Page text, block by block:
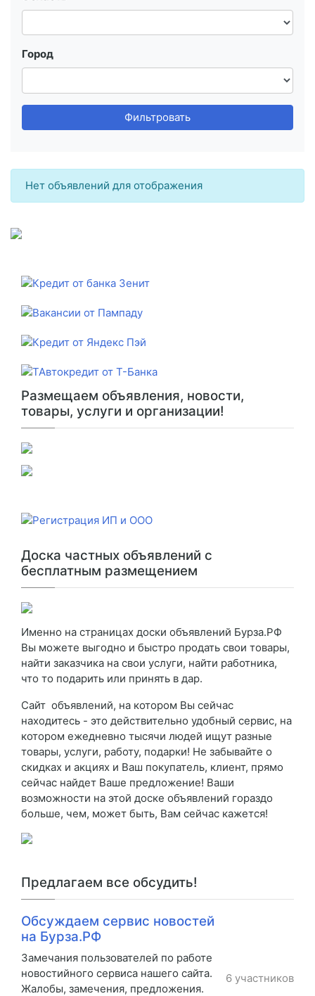
Город
Фильтровать
Нет объявлений для отображения
Размещаем объявления, новости,
товары, услуги и организации!
Доска частных объявлений с
бесплатным размещением
Именно на страницах доски объявлений Бурза.РФ
Вы можете выгодно и быстро продать свои товары,
найти заказчика на свои услуги, найти работника,
что то подарить или принять в дар.
Сайт объявлений, на котором Вы сейчас
находитесь - это действительно удобный сервис, на
котором ежедневно тысячи людей ищут разные
товары, услуги, работу, подарки! Не забывайте о
скидках и акциях и Ваш покупатель, клиент, прямо
сейчас найдет Ваше предложение! Ваши
возможности на этой доске объявлений гораздо
больше, чем, может быть, Вам сейчас кажется!
Предлагаем все обсудить!
Обсуждаем сервис новостей
на Бурза.РФ
Замечания пользователей по работе
новостийного сервиса нашего сайта.
Жалобы, замечения, предложения.
6 участников